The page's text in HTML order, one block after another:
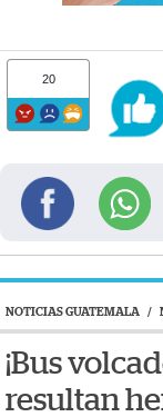
20
NOTICIAS GUATEMALA /
¡Bus
resultan